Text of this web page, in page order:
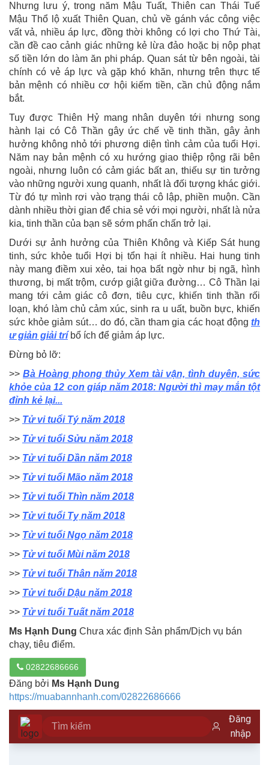
Nhưng lưu ý, trong năm Mậu Tuất, Thiên can Thái Tuế
Mậu Thổ lộ xuất Thiên Quan, chủ về gánh vác công việc
vất vả, nhiều áp lực, đồng thời không có lợi cho Thứ Tài,
cần đề cao cảnh giác những kẻ lừa đảo hoặc bị nộp phạt
số tiền lớn do làm ăn phi pháp. Quan sát từ bên ngoài, tài
chính có vẻ áp lực và gặp khó khăn, nhưng trên thực tế
bản mệnh có nhiều cơ hội kiếm tiền, cần chủ động nắm
bắt.
Tuy được Thiên Hỷ mang nhân duyên tới nhưng song
hành lại có Cô Thần gây ức chế về tinh thần, gây ảnh
hưởng không nhỏ tới phương diện tình cảm của tuổi Hợi.
Năm nay bản mệnh có xu hướng giao thiệp rộng rãi bên
ngoài, nhưng luôn có cảm giác bất an, thiếu sự tin tưởng
vào những người xung quanh, nhất là đối tượng khác giới.
Từ đó tự mình rơi vào trạng thái cô lập, phiền muộn. Cần
dành nhiều thời gian để chia sẻ với mọi người, nhất là nửa
kia, tinh thần của bạn sẽ sớm phấn chấn trở lại.
Dưới sự ảnh hưởng của Thiên Không và Kiếp Sát hung
tinh, sức khỏe tuổi Hợi bị tổn hại ít nhiều. Hai hung tinh
này mang điềm xui xẻo, tai họa bất ngờ như bị ngã, hình
thương, bị mất trộm, cướp giật giữa đường… Cô Thần lại
mang tới cảm giác cô đơn, tiêu cực, khiến tinh thần rối
loạn, khó làm chủ cảm xúc, sinh ra u uất, buồn bực, khiến
sức khỏe giảm sút… do đó, cần tham gia các hoạt động th
ư giản giải tríbổ ích để giảm áp lực.
Đừng bỏ lỡ:
>> Bà Hoàng phong thủy Xem tài vận, tình duyên, sức
khỏe của 12 con giáp năm 2018: Người thì may mắn tột
đỉnh kẻ lại...
>> Tử vi tuổi Tý năm 2018
>> Tử vi tuổi Sửu năm 2018
>> Tử vi tuổi Dần năm 2018
>> Tử vi tuổi Mão năm 2018
>> Tử vi tuổi Thìn năm 2018
>> Tử vi tuổi Tỵ năm 2018
>> Tử vi tuổi Ngọ năm 2018
>> Tử vi tuổi Mùi năm 2018
>> Tử vi tuổi Thân năm 2018
>> Tử vi tuổi Dậu năm 2018
>> Tử vi tuổi Tuất năm 2018
Ms Hạnh Dung Chưa xác định Sản phẩm/Dịch vụ bán
chạy, tiêu điểm.
02822686666
Đăng bởi Ms Hạnh Dung
https://muabannhanh.com/02822686666